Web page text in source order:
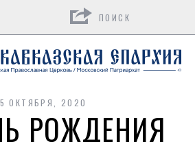
ОКТЯБРЯ, 2020
РОЖДЕНИЯ